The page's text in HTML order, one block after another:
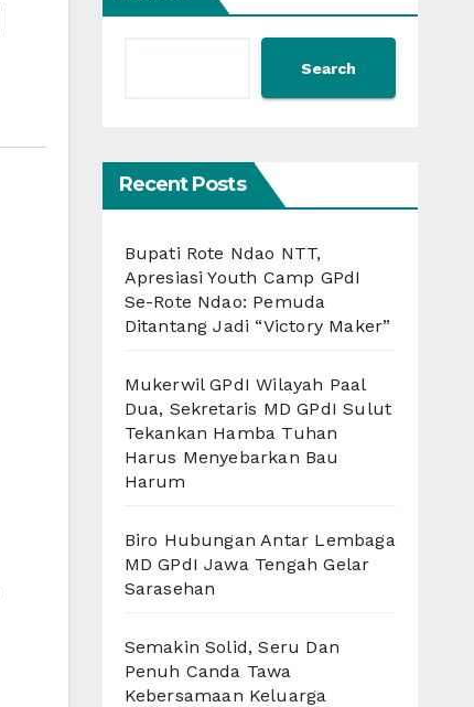
Search
Recent Posts
Bupati Rote Ndao NTT,
Apresiasi Youth Camp GPdI
Se-Rote Ndao: Pemuda
Ditantang Jadi “Victory Maker”
Mukerwil GPdI Wilayah Paal
Dua, Sekretaris MD GPdI Sulut
Tekankan Hamba Tuhan
Harus Menyebarkan Bau
Harum
Biro Hubungan Antar Lembaga
MD GPdI Jawa Tengah Gelar
Sarasehan
Semakin Solid, Seru Dan
Penuh Canda Tawa
Kebersamaan Keluarga